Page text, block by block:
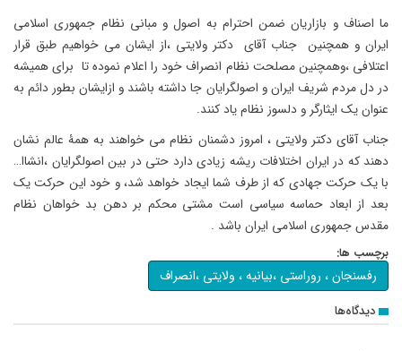
ما اصناف و بازاریان ضمن احترام به اصول و مبانی نظام جمهوری اسلامی
ایران و همچنین جناب آقای دکتر ولایتی ،از ایشان می خواهیم طبق قرار
اعتلافی ،وهمچنین مصلحت نظام انصراف خود را اعلام نموده تا برای همیشه
در دل مردم شریف ایران و اصولگرایان جا داشته باشند و ازایشان بطور دائم به
عنوان یک ایثارگر و دلسوز نظام یاد کنند.
جناب آقای دکتر ولایتی ، امروز دشمنان نظام می خواهند به همۀ عالم نشان
دهند که در ایران اختلافات ریشه زیادی دارد حتی در بین اصولگرایان ،انشاا…
با یک حرکت جهادی که از طرف شما ایجاد خواهد شد، و خود این حرکت یک
بعد از ابعاد حماسه سیاسی است مشتی محکم بر دهن بد خواهان نظام
مقدس جمهوری اسلامی ایران باشد .
برچسب ها:
رفسنجان ، روراستی ،بیانیه ، ولایتی ،انصراف
دیدگاه‌ها